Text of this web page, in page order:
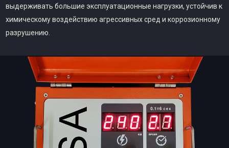
выдерживать большие эксплуатационные нагрузки, устойчив к
химическому воздействию агрессивных сред и коррозионному
разрушению.